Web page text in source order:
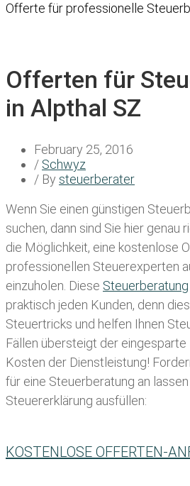
Offerte für professionelle
Offerten für
in Alpthal SZ
February 25, 2016
/ Schwyz
/ By steuerberater
Wenn Sie einen günstigen
suchen, dann sind Sie hier genau
die Möglichkeit, eine kostenlose
professionellen Steuerexperten
einzuholen. Diese Steuerberatung
praktisch jeden Kunden, denn
Steuertricks und helfen Ihnen
Fällen übersteigt der
Kosten der Dienstleistung!
für eine Steuerberatung an
Steuererklärung ausfüllen:
KOSTENLOSE OFFERTEN-